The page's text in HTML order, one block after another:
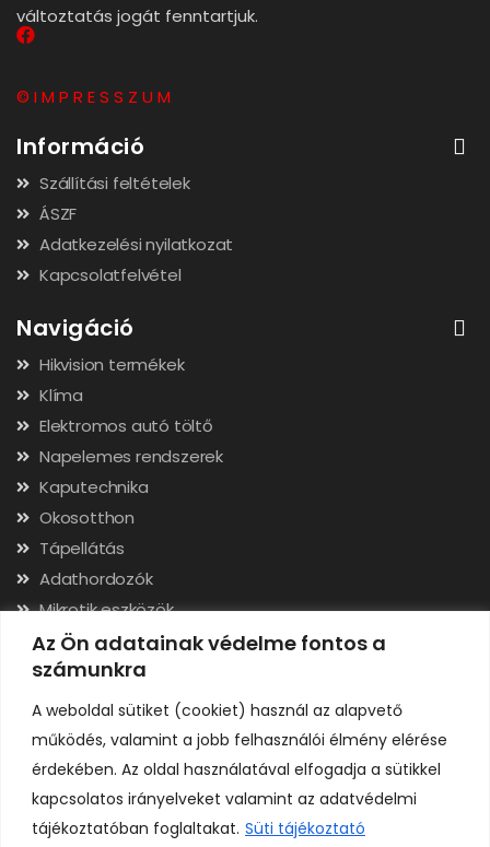
Az Ön adatainak védelme fontos a
számunkra
A weboldal sütiket (cookiet) használ az alapvető
működés, valamint a jobb felhasználói élmény elérése
érdekében. Az oldal használatával elfogadja a sütikkel
kapcsolatos irányelveket valamint az adatvédelmi
tájékoztatóban foglaltakat. Süti tájékoztató
változtatás jogát fenntartjuk.
© I M P R E S S Z U M
Információ
Szállítási feltételek
ÁSZF
Adatkezelési nyilatkozat
Kapcsolatfelvétel
Navigáció
Hikvision termékek
Klíma
Elektromos autó töltő
Napelemes rendszerek
Kaputechnika
Okosotthon
Tápellátás
Adathordozók
Mikrotik eszközök
Hálózati kábelek, csatlakozók
Szerszámok
Elérhetőségek
Adószám: 24323257-2-02
Cégjegyzékszám: 02-09-079991
Bankszámla: 11731001-23136207